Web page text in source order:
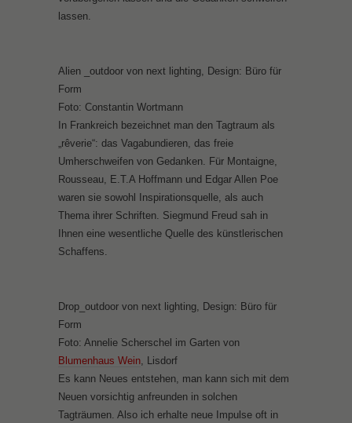
lassen.
Alien _outdoor von next lighting, Design: Büro für
Form
Foto: Constantin Wortmann
In Frankreich bezeichnet man den Tagtraum als
„rêverie“: das Vagabundieren, das freie
Umherschweifen von Gedanken. Für Montaigne,
Rousseau, E.T.A Hoffmann und Edgar Allen Poe
waren sie sowohl Inspirationsquelle, als auch
Thema ihrer Schriften. Siegmund Freud sah in
Ihnen eine wesentliche Quelle des künstlerischen
Schaffens.
Drop_outdoor von next lighting, Design: Büro für
Form
Foto: Annelie Scherschel im Garten von
Blumenhaus Wein , Lisdorf
Es kann Neues entstehen, man kann sich mit dem
Neuen vorsichtig anfreunden in solchen
Tagträumen. Also ich erhalte neue Impulse oft in